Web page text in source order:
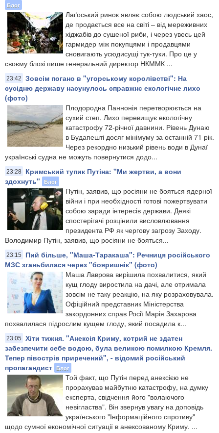
Блог
Лаґоський ринок являє собою людський хаос,
де продається все на світі – від мереживних
хіджабів до сушеної риби, і через увесь цей
гармидер між покупцями і продавцями
сновигають усюдисущі тук-туки. Про це у
своєму блозі пише генеральний директор НКММК ...
23:42
Зовсім погано в "угорському королівстві": На
сусідню державу насунулось справжнє екологічне лихо
(фото)
Плодородна Паннонія перетворюється на
сухий степ. Лихо перевищує екологічну
катастрофу 72-річної давнини. Рівень Дунаю
в Будапешті досяг мінімуму за останній 71 рік.
Через рекордно низький рівень води в Дунаї
українські судна не можуть повернутися додо...
23:28
Кримський тупик Путіна: "Ми жертви, а вони
здохнуть"
Блог
Путін, заявив, що росіяни не бояться ядерної
війни і при необхідності готові пожертвувати
собою заради інтересів держави. Деякі
спостерігачі розцінили висловлювання
президента РФ як чергову загрозу Заходу.
Володимир Путін, заявив, що росіяни не бояться...
23:15
Пий більше, "Маша-Таракаша": Речниця російського
МЗС зганьбилася через "бояришнік" (фото)
Маша Лаврова вирішила похвалитися, який
кущ глоду виростила на дачі, але отримала
зовсім не таку реакцію, на яку розраховувала.
Офіційний представник Міністерства
закордонних справ Росії Марія Захарова
похвалилася підрослим кущем глоду, який посадила к...
23:05
Хіти тижня. "Анексія Криму, котрий не здатен
забезпечити себе водою, була великою помилкою Кремля.
Тепер півострів приречений", - відомий російський
пропагандист Блог
Той факт, що Путін перед анексією не
прорахував майбутню катастрофу, на думку
експерта, свідчення його "волаючого
невігластва". Він звернув увагу на доповідь
українського "Інформаційного спротиву"
щодо сумної економічної ситуації в анексованому Криму. ...